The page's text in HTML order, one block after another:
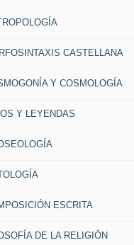
CASTELLANA
Y COSMOLOGÍA
Y LEYENDAS
ESCRITA
DE LA RELIGIÓN